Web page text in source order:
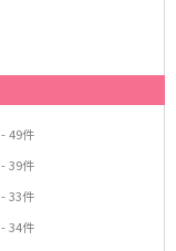
- 49件
- 39件
- 33件
- 34件